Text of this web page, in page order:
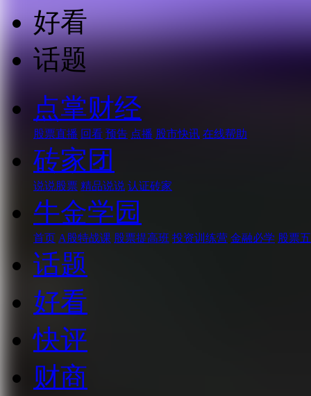
好看
话题
点掌财经
股票直播 回看 预告 点播 股市快讯 在线帮助
砖家团
说说股票 精品说说 认证砖家
牛金学园
首页 A股特战课 股票提高班 投资训练营 金融必学 股票
话题
好看
快评
财商